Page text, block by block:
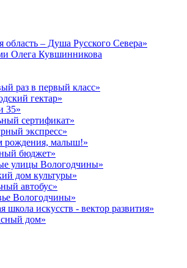
область – Душа Русского Севера»
Олега Кувшинникова
раз в первый класс»
гектар»
35»
сертификат»
экспресс»
рождения, малыш!»
бюджет»
улицы Вологодчины»
дом культуры»
автобус»
Вологодчины»
школа искусств - вектор развития»
дом»